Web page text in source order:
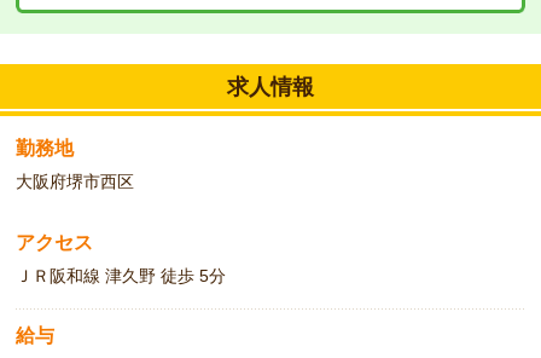
求人情報
勤務地
大阪府堺市西区
アクセス
ＪＲ阪和線 津久野 徒歩 5分
給与